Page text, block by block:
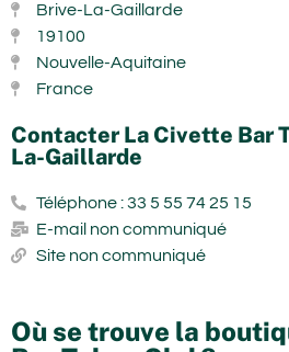
Brive-La-Gaillarde
19100
Nouvelle-Aquitaine
France
Contacter La Civette Bar
La-Gaillarde
Téléphone : 33 5 55 74 25 15
E-mail non communiqué
Site non communiqué
Où se trouve la